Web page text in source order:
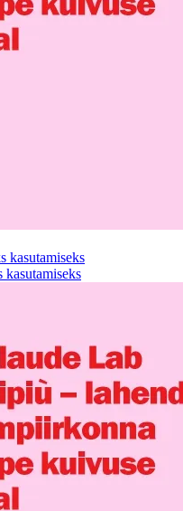
kasutamiseks
kasutamiseks